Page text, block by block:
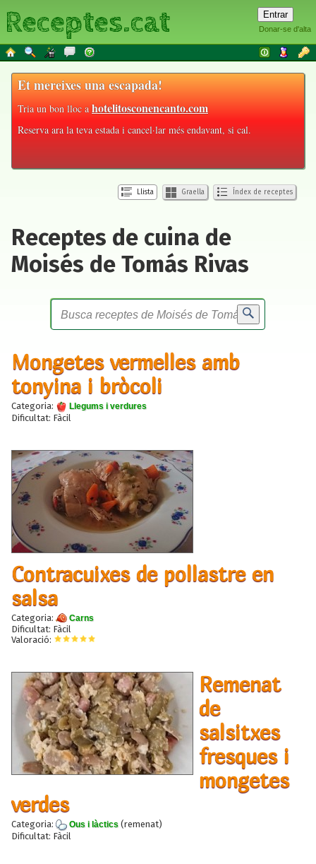
Donar-se d'alta
Receptes.cat
Et mereixes una escapada!
Tria un bon lloc ahotelitosconencanto.com
Reserva ara la teva estada i cancel·lar més endavant, si cal.
Llista Graella Índex de receptes
Receptes de cuina de
Moisés de Tomás Rivas
Mongetes vermelles amb
tonyina i bròcoli
Categoria: Llegums i verdures
Dificultat: Fàcil
Contracuixes de pollastre en
salsa
Categoria: Carns
Dificultat: Fàcil
Valoració:
Remenat
de
salsitxes
fresques i
mongetes
verdes
Categoria: Ous i làctics (remenat)
Dificultat: Fàcil